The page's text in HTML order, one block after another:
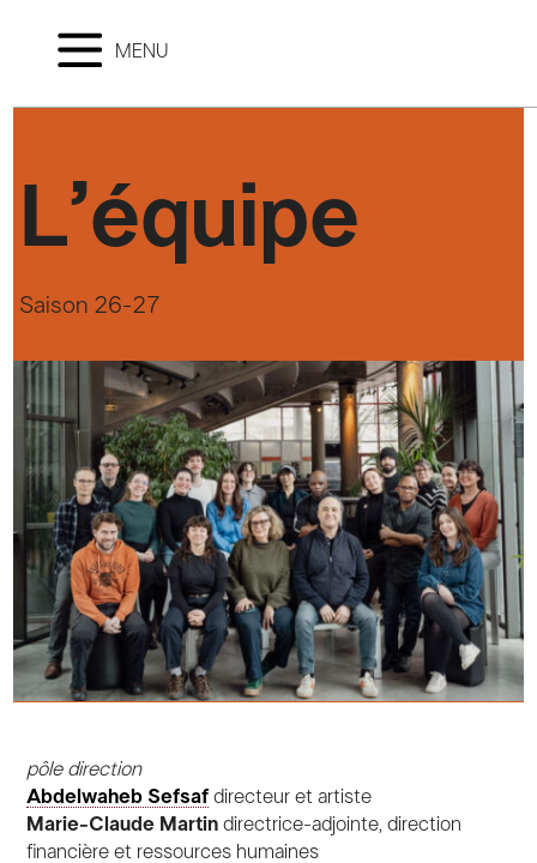
MENU
L’équipe
Saison 26-27
pôle direction
Abdelwaheb Sefsaf directeur et artiste
Marie-Claude Martindirectrice-adjointe, direction
financière et ressources humaines